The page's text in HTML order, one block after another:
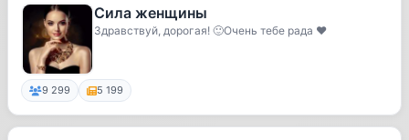
Сила женщины
Здравствуй, дорогая! 🙂Очень тебе рада ❤️
9 299 5 199